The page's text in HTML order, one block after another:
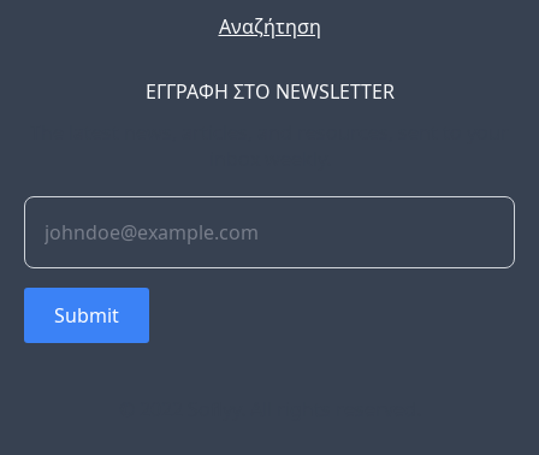
Αναζήτηση
ΕΓΓΡΑΦΗ ΣΤΟ NEWSLETTER
Submit